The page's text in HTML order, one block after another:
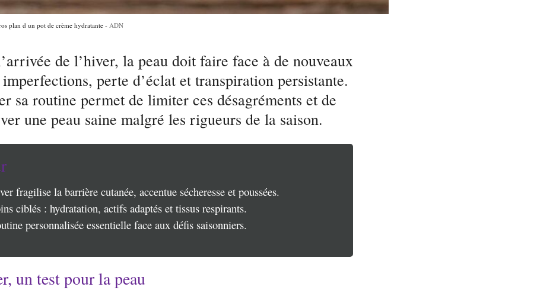
plan d un pot de crème hydratante ADN
de l’hiver, la peau doit faire face à de nouveaux
perte d’éclat et transpiration persistante.
sa routine permet de limiter ces désagréments et de
une peau saine malgré les rigueurs de la saison.
fragilise la barrière cutanée, accentue sécheresse et poussées.
ciblés : hydratation, actifs adaptés et tissus respirants.
personnalisée essentielle face aux défis saisonniers.
un test pour la peau